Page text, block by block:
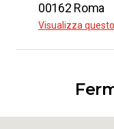
00162 Roma
Visualizza